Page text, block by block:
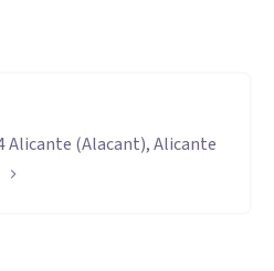
Alicante (Alacant), Alicante